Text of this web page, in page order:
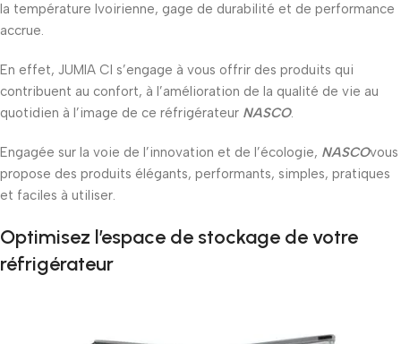
la température Ivoirienne, gage de durabilité et de performance‎
accrue.
En effet,‎ JUMIA CI s’engage à vous offrir des produits qui
contribuent au confort‎‎,‎‎ à l‎‎’‎‎amélioration de la qualité de vie au
quotidien à l’image de ce réfrigérateur NASCO.‎‎‎
Engagée sur la voie de l‎’‎innovation et de l‎’‎écologie‎‎,‎‎‎ NASCOvous
propose des produits élégants‎‎,‎‎‎ performants‎‎,‎‎‎ simples, pratiques
et faciles à utiliser‎‎.‎
Optimisez l’espace de stockage de votre
réfrigérateur